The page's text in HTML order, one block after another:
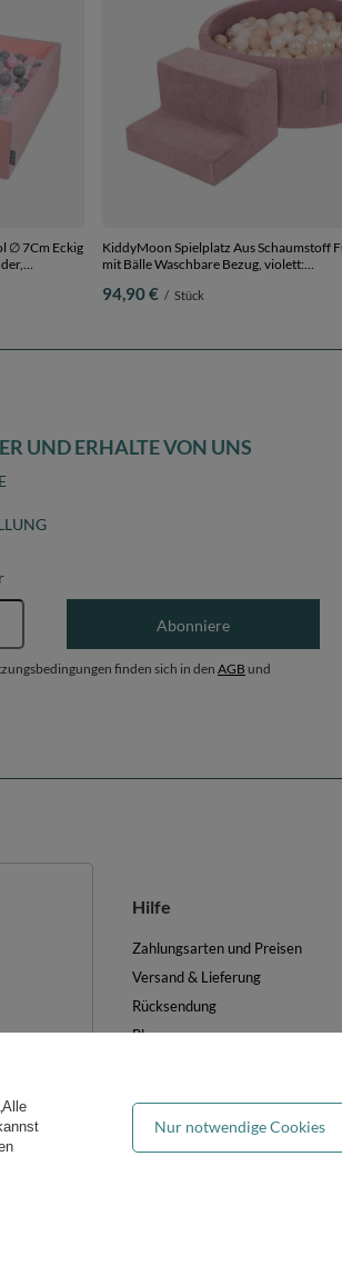
∅ 7Cm Eckig
KiddyMoon Spielplatz Aus Schaumstoff
mit Bälle Waschbare Bezug, violett:
Stüfchen
94,90 € / Stück
UND ERHALTE VON UNS
Abonniere
finden sich in den AGB und
Hilfe
Zahlungsarten und Preisen
Versand & Lieferung
Rücksendung
Blog
Nur notwendige Cookies